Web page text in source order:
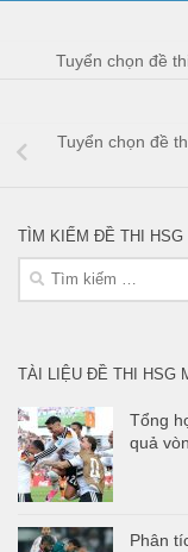
Tuyển chọn đề
Tuyển chọn đề
TÌM KIẾM ĐỀ THI HSG
Tìm
TÀI LIỆU ĐỀ THI HSG
Tổng
quả
Phân